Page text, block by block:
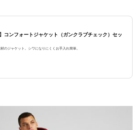
コンフォートジャケット（ガンクラブチェック）セッ
のジャケット。シワになりにくくお手入れ簡単。